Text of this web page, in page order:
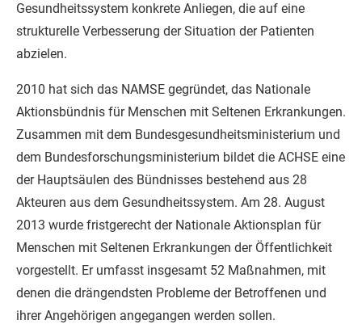
Gesundheitssystem konkrete Anliegen, die auf eine
strukturelle Verbesserung der Situation der Patienten
abzielen.
2010 hat sich das NAMSE gegründet, das Nationale
Aktionsbündnis für Menschen mit Seltenen Erkrankungen.
Zusammen mit dem Bundesgesundheitsministerium und
dem Bundesforschungsministerium bildet die ACHSE eine
der Hauptsäulen des Bündnisses bestehend aus 28
Akteuren aus dem Gesundheitssystem. Am 28. August
2013 wurde fristgerecht der Nationale Aktionsplan für
Menschen mit Seltenen Erkrankungen der Öffentlichkeit
vorgestellt. Er umfasst insgesamt 52 Maßnahmen, mit
denen die drängendsten Probleme der Betroffenen und
ihrer Angehörigen angegangen werden sollen.